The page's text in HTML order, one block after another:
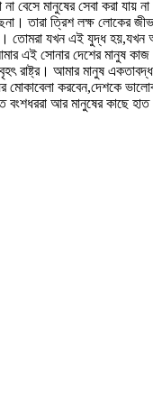
মানুষের সেবা করা যায়
তারা ত্রিশ লক্ষ
তোমরা যখন এই যুদ্ধ
এই সোনার দেশের মানুষ
আমার মানুষ
করবেন,দেশকে
আর মানুষের কাছে